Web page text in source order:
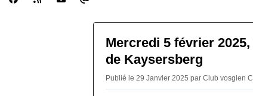
Mercredi 5 février
de Kaysersberg
Publié le 29 Janvier 2025 par Club vosgien